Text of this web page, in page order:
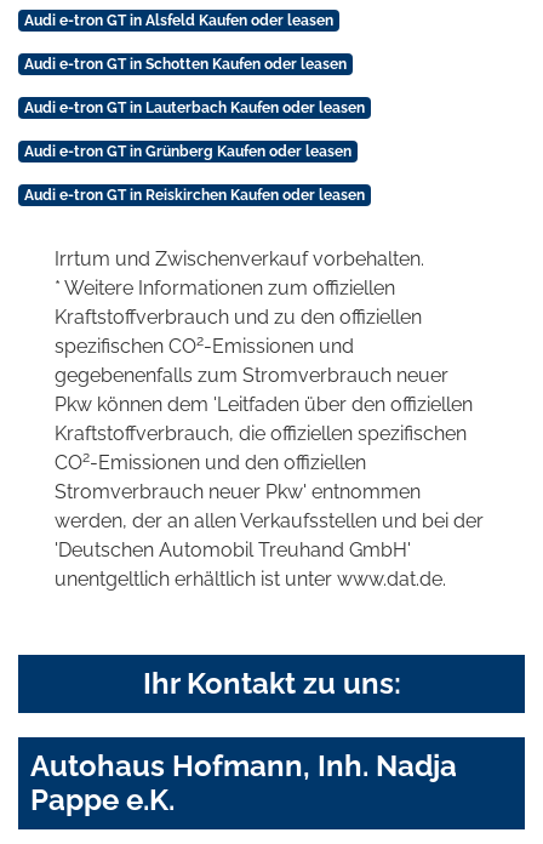
Audi e-tron GT in Alsfeld Kaufen oder leasen
Audi e-tron GT in Schotten Kaufen oder leasen
Audi e-tron GT in Lauterbach Kaufen oder leasen
Audi e-tron GT in Grünberg Kaufen oder leasen
Audi e-tron GT in Reiskirchen Kaufen oder leasen
Irrtum und Zwischenverkauf vorbehalten.
* Weitere Informationen zum offiziellen
Kraftstoffverbrauch und zu den offiziellen
spezifischen CO2-Emissionen und
gegebenenfalls zum Stromverbrauch neuer
Pkw können dem 'Leitfaden über den offiziellen
Kraftstoffverbrauch, die offiziellen spezifischen
CO2-Emissionen und den offiziellen
Stromverbrauch neuer Pkw' entnommen
werden, der an allen Verkaufsstellen und bei der
'Deutschen Automobil Treuhand GmbH'
unentgeltlich erhältlich ist unter www.dat.de.
Ihr Kontakt zu uns:
Autohaus Hofmann, Inh. Nadja
Pappe e.K.